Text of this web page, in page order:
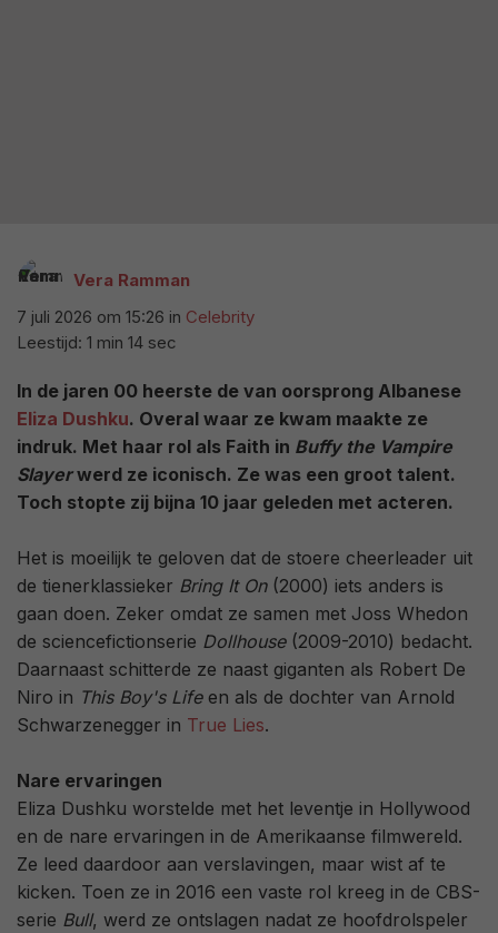
Vera Ramman
7 juli 2026 om 15:26 in Celebrity
Leestijd: 1 min 14 sec
In de jaren 00 heerste de van oorsprong Albanese
Eliza Dushku. Overal waar ze kwam maakte ze
indruk. Met haar rol als Faith in Buffy the Vampire
Slayerwerd ze iconisch. Ze was een groot talent.
Toch stopte zij bijna 10 jaar geleden met acteren.
Het is moeilijk te geloven dat de stoere cheerleader uit
de tienerklassieker Bring It On(2000) iets anders is
gaan doen. Zeker omdat ze samen met Joss Whedon
de sciencefictionserie Dollhouse(2009-2010) bedacht.
Daarnaast schitterde ze naast giganten als Robert De
Niro in This Boy's Lifeen als de dochter van Arnold
Schwarzenegger in True Lies.
Nare ervaringen
Eliza Dushku worstelde met het leventje in Hollywood
en de nare ervaringen in de Amerikaanse filmwereld.
Ze leed daardoor aan verslavingen, maar wist af te
kicken. Toen ze in 2016 een vaste rol kreeg in de CBS-
serie Bull, werd ze ontslagen nadat ze hoofdrolspeler